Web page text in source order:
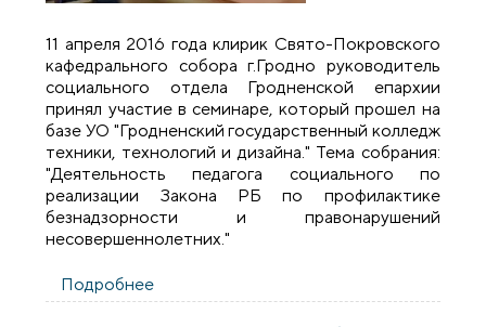
11 апреля 2016 года клирик Свято-Покровского
кафедрального собора г.Гродно руководитель
социального отдела Гродненской епархии
принял участие в семинаре, который прошел на
базе УО "Гродненский государственный колледж
техники, технологий и дизайна." Тема собрания:
"Деятельность педагога социального по
реализации Закона РБ по профилактике
безнадзорности и правонарушений
несовершеннолетних."
Подробнее
поделился опытом профилактики